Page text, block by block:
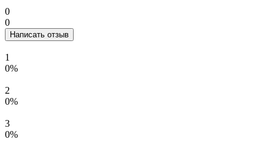
0
0
Написать отзыв
1
0%
2
0%
3
0%